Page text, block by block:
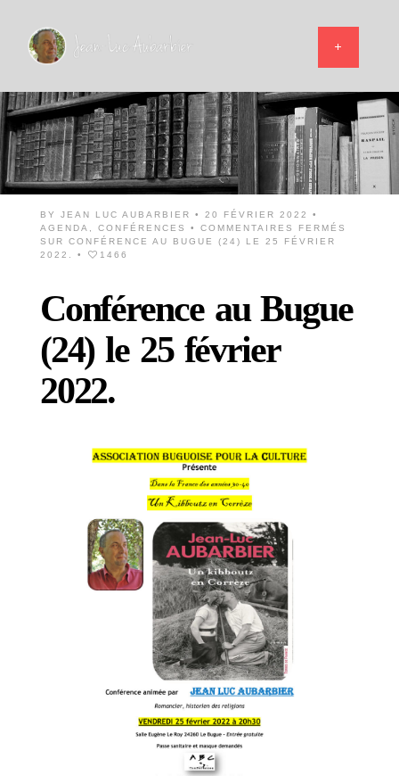
BY JEAN LUC AUBARBIER
• 20 FÉVRIER 2022 •
AGENDA
CONFÉRENCES • COMMENTAIRES FERMÉS
SUR CONFÉRENCE AU BUGUE (24) LE 25 FÉVRIER
2022.
• 1466
Conférence au Bugue
(24) le 25 février
2022.